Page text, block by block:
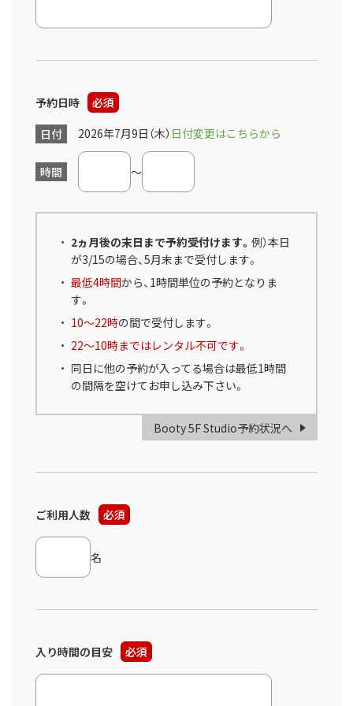
予約日時
必須
日付
2026年7月9日（木） 日付変更はこちらから
時間 ～
2ヵ月後の末日まで予約受付けます。 例）本日
が3/15の場合、5月末まで受付します。
最低4時間から、1時間単位の予約となりま
す。
10～22時の間で受付します。
22～10時まではレンタル不可です。
同日に他の予約が入ってる場合は最低1時間
の間隔を空けてお申し込み下さい。
Booty 5F Studio予約状況へ
ご利用人数 必須
名
入り時間の目安 必須